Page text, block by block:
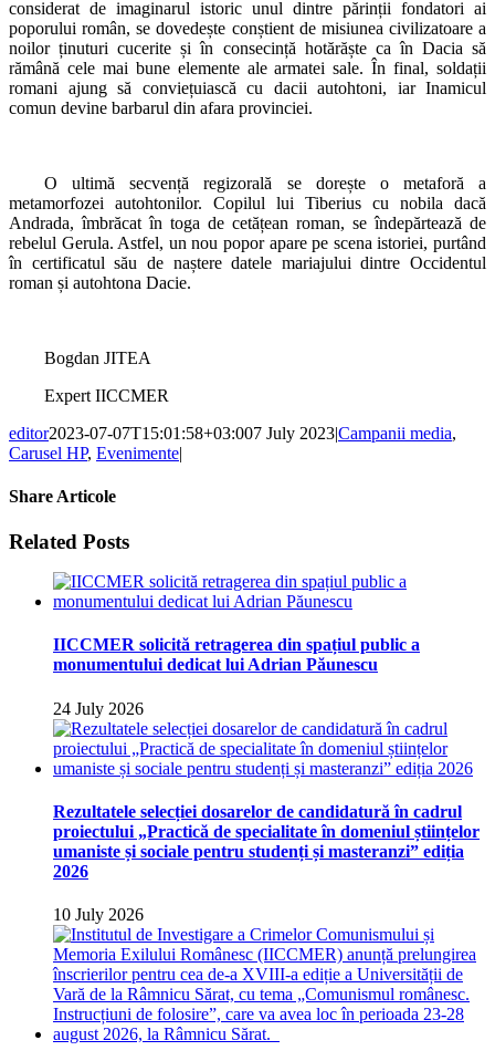
considerat de imaginarul istoric unul dintre părinții fondatori ai
poporului român, se dovedește conștient de misiunea civilizatoare a
noilor ținuturi cucerite și în consecință hotărăște ca în Dacia să
rămână cele mai bune elemente ale armatei sale. În final, soldații
romani ajung să conviețuiască cu dacii autohtoni, iar Inamicul
comun devine barbarul din afara provinciei.
O ultimă secvență regizorală se dorește o metaforă a
metamorfozei autohtonilor. Copilul lui Tiberius cu nobila dacă
Andrada, îmbrăcat în toga de cetățean roman, se îndepărtează de
rebelul Gerula. Astfel, un nou popor apare pe scena istoriei, purtând
în certificatul său de naștere datele mariajului dintre Occidentul
roman și autohtona Dacie.
Bogdan JITEA
Expert IICCMER
editor2023-07-07T15:01:58+03:007 July 2023|Campanii media,
Carusel HP, Evenimente|
Share Articole
Facebook
Twitter
Related Posts
IICCMER solicită retragerea din spațiul public a
monumentului dedicat lui Adrian Păunescu
24 July 2026
Rezultatele selecției dosarelor de candidatură în cadrul
proiectului „Practică de specialitate în domeniul științelor
umaniste și sociale pentru studenți și masteranzi” ediția
2026
10 July 2026